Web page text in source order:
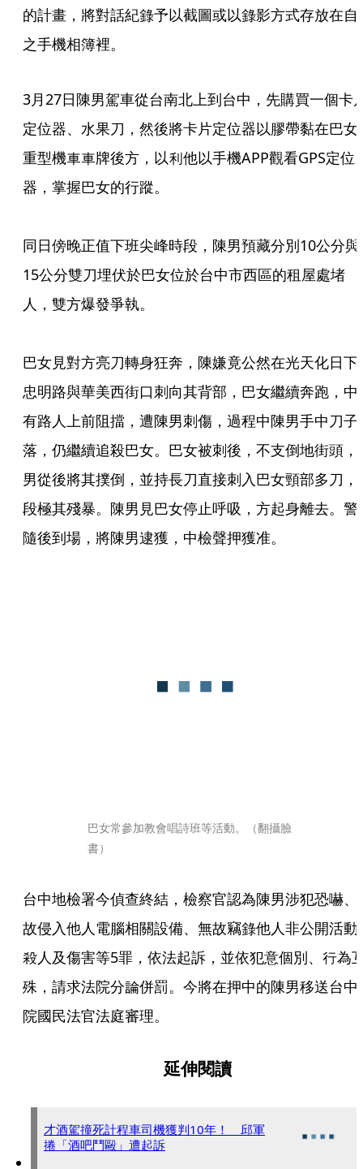
的計畫，將對話紀錄予以截圖或以錄影方式存放在自
之手機相簿裡。
3月27日陳男駕車從台南北上到台中，先購買一個卡
定位器、水果刀，然後將卡片定位器以膠帶黏在巴女
重型機車車牌後方，以利他以手機APP觀看GPS定位
器，掌握巴女的行蹤。
同日傍晚正值下班尖峰時段，陳男預藏分別10公分與
15公分雙刀埋伏於巴女位於台中市西區的租屋處堵
人，雙方爆發爭執。
巴女見對方亮刀轉身狂奔，陳嫌竟公然在光天化日下
忠明路與華美西街口刺向其背部，巴女繼續奔跑，中
有路人上前阻擋，遭陳男刺傷，過程中陳男手中刀子
落，仍繼續追殺巴女。巴女被刺後，不支倒地街頭，
男從後將其撲倒，並持長刀直接刺入巴女頸部多刀，
段極其殘暴。陳男見巴女停止呼吸，方起身離去。警
隨後到場，將陳男逮獲，中檢聲押獲准。
巴女常參加教會唱詩班等活動。（翻攝臉
書）
台中地檢署今偵查終結，檢察官認為陳男涉犯恐嚇、
故侵入他人電腦相關設備、無故竊錄他人非公開活動
殺人及傷害等5罪，依法起訴，並依犯意個別、行為
殊，請求法院分論併罰。今將在押中的陳男移送台中
院國民法官法庭審理。
延伸閱讀
才酒駕撞死計程車司機獲判10年！ 邱軍
捲「酒吧鬥毆」遭起訴